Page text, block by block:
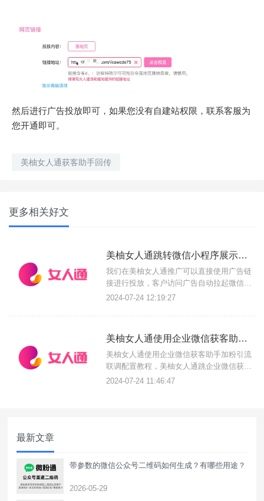
然后进行广告投放即可，如果您没有自建站权限，联系客服为
您开通即可。
美柚女人通获客助手回传
更多相关好文
美柚女人通跳转微信小程序展示个人微信/公众号二维码加粉联调配置教程
我们在美柚女人通推广可以直接使用广告链
接进行投放，客户访问广告自动拉起微信小
程序展示个人微信/企业微信/公众号二维
号；使用我们天天外链和摩尔营销通均可轻
粉联调配置教程首先您必须确认您已经在天
天外链或摩尔营销通后台创建了链
2024-07-24 12:19:27
美柚女人通使用企业微信获客助手加粉引流联调配置教程
美柚女人通使用企业微信获客助手加粉引流
联调配置教程，美柚女人通跳企业微信获客
助手实现加粉引流以及首次/3/5/10次开口数
2024-07-24 11:46:47
最新文章
带参数的微信公众号二维码如何生成？有哪些用途？
2026-05-29